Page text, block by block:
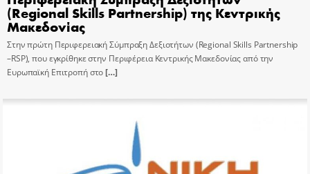
(Regional Skills Partnership) της Κεντρικής
Μακεδονίας
Στην πρώτη Περιφερειακή Σύμπραξη Δεξιοτήτων (Regional Skills Partnership
–RSP), που εγκρίθηκε στην Περιφέρεια Κεντρικής Μακεδονίας από την
Ευρωπαϊκή Επιτροπή στο[…]